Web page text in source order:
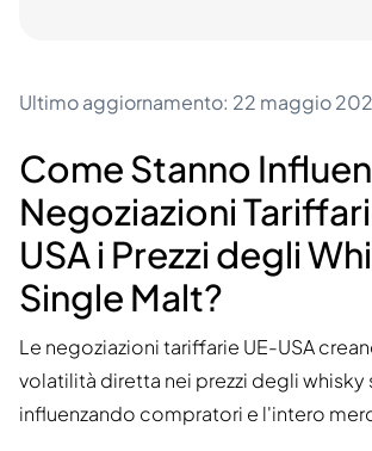
Ultimo aggiornamento: 22 maggio
Come Stanno
Negoziazioni
USA i Prezzi degli
Single Malt?
Le negoziazioni tariffarie UE-USA
volatilità diretta nei prezzi degli whisky
influenzando compratori e l'intero